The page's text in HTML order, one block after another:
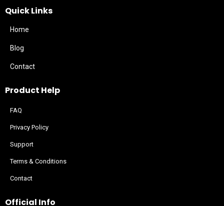
Quick Links
Home
Blog
Contact
Product Help
FAQ
Privacy Policy
Support
Terms & Conditions
Contact
Official Info